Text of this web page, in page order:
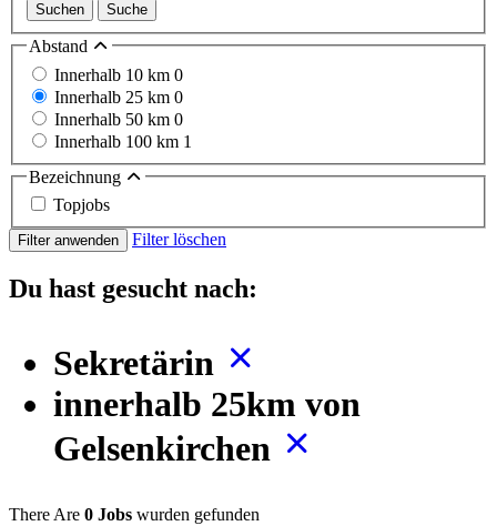
Suchen Suche
Abstand
Innerhalb 10 km 0
Innerhalb 25 km 0
Innerhalb 50 km 0
Innerhalb 100 km 1
Bezeichnung
Topjobs
Filter anwenden Filter löschen
Du hast gesucht nach:
Sekretärin
innerhalb 25km von
Gelsenkirchen
There Are 0 Jobs wurden gefunden